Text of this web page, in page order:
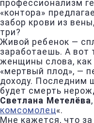
профессионализм
«контора»
забор крови из
три?
Живой ребенок —
заработаешь. А
женщины слова, как
«мертвый плод», —
доходу. Последним
будет смерть
Светлана Метелёва
комсомолец«.
Мне кажется, что